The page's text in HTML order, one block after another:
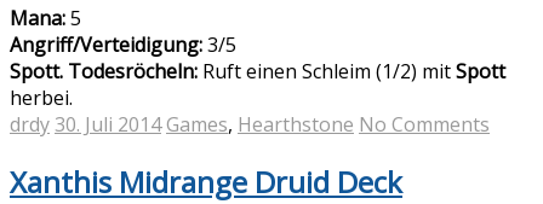
Mana:5
Angriff/Verteidigung:3/5
Spott. Todesröcheln: Ruft einen Schleim (1/2) mitSpott
herbei.
drdy30. Juli 2014 Games, Hearthstone No Comments
Xanthis Midrange Druid Deck